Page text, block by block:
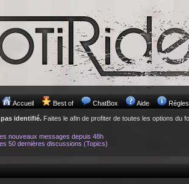
Accueil Best of ChatBox Aide Règles
identifié. Faites le afin de profiter de toutes les options du
nouveaux messages depuis 48h
50 dernières discussions (Topics)